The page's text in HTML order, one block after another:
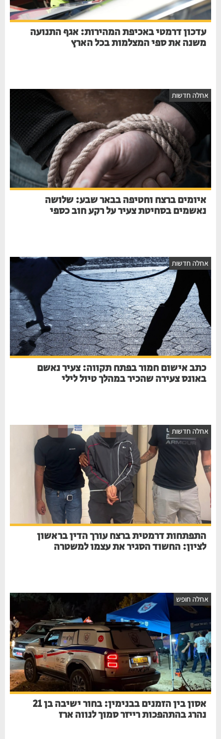
עדכון דרמטי באכיפת המהירות: אגף התנועה
משנה את ספי המצלמות בכל הארץ
חדשות
איומים ברצח וחטיפה בבאר שבע: שלושה
נאשמים בסחיטת צעיר על רקע חוב כספי
חדשות
כתב אישום חמור בפתח תקווה: צעיר נאשם
באונס צעירה שהכיר במהלך טיול לילי
חדשות
התפתחות דרמטית ברצח עורך הדין בראשון
לציון: החשוד הסגיר את עצמו למשטרה
חופש
אסון בין הזמנים בבנימין: בחור ישיבה בן 21
נהרג בהתהפכות רייזר סמוך לנווה ארז